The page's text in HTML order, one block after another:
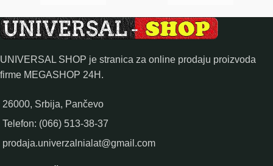
UNIVERSAL SHOP je stranica za online prodaju proizvoda
firme MEGASHOP 24H.
26000, Srbija, Pančevo
Telefon: (066) 513-38-37
prodaja.univerzalnialat@gmail.com